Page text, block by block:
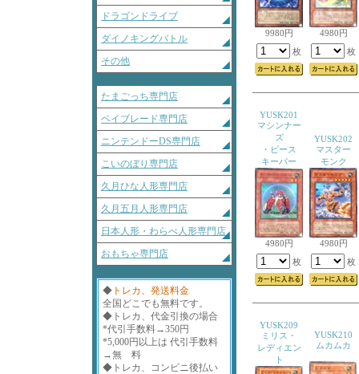
ドラゴンドライブ
ダイノキングバトル
その他
たまごっち専門店
ベイブレード専門店
ニンテンドーDS専門店
こいのぼり専門店
久月ひな人形専門店
久月五月人形専門店
日本人形・わらべ人形専門店
おもちゃ専門店
◆ トレカ、発送料金
全国どこでも無料です。
◆トレカ、代金引換の場合
*代引手数料→350円
*5,000円以上は 代引手数料
→無 料
◆トレカ、コンビニ後払い
9980円
枚
4980円
枚
YUSK201
マシンナー
ズ
・ピース
キーパー
4980円
枚
YUSK202
マスター
モンク
4980円
枚
YUSK209
ミリス・
レディエン
ト
YUSK210
ムカムカ